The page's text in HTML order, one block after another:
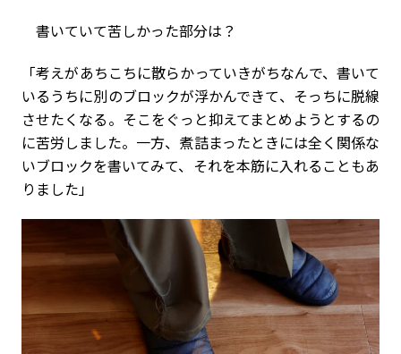
書いていて苦しかった部分は？
「考えがあちこちに散らかっていきがちなんで、書いて
いるうちに別のブロックが浮かんできて、そっちに脱線
させたくなる。そこをぐっと抑えてまとめようとするの
に苦労しました。一方、煮詰まったときには全く関係な
いブロックを書いてみて、それを本筋に入れることもあ
りました」